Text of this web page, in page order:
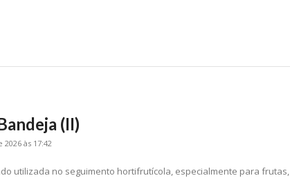
(II)
às 17:42
utilizada no seguimento hortifrutícola, especialmente para frutas,